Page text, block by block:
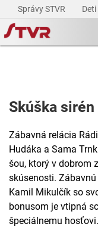
Správy STVR Deti
Skúška sirén
Zábavná relácia
Hudáka a Sama
šou, ktorý v dobrom
skúsenosti.
Kamil Mikulčík so
bonusom je vtipná
špeciálnemu hosťovi.